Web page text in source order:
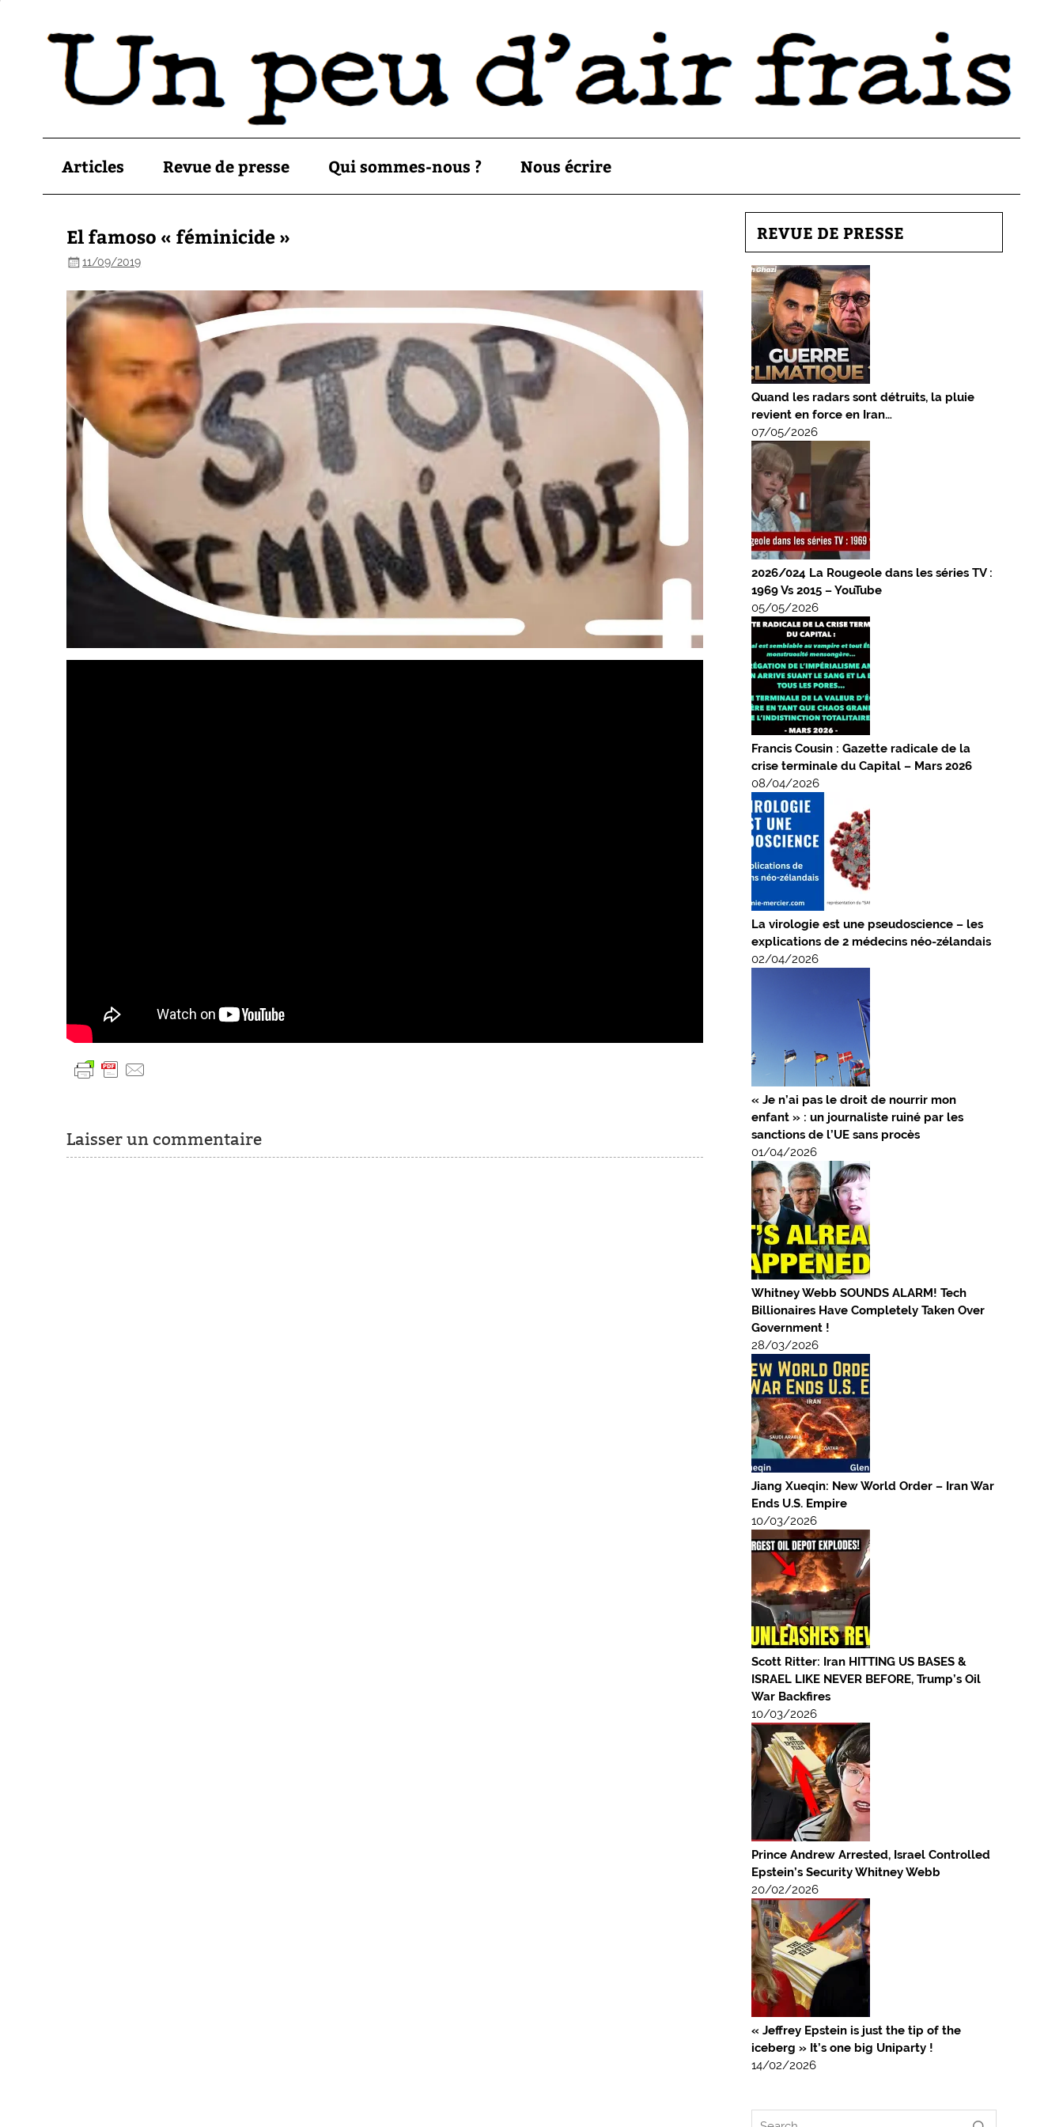
Articles Revue de presse Qui sommes-nous ? Nous écrire
El famoso « féminicide »
11/09/2019
Laisser un commentaire
REVUE DE PRESSE
Quand les radars sont détruits, la pluie
revient en force en Iran…
07/05/2026
2026/024 La Rougeole dans les séries TV :
1969 Vs 2015 – YouTube
05/05/2026
Francis Cousin : Gazette radicale de la
crise terminale du Capital – Mars 2026
08/04/2026
La virologie est une pseudoscience – les
explications de 2 médecins néo-zélandais
02/04/2026
« Je n’ai pas le droit de nourrir mon
enfant » : un journaliste ruiné par les
sanctions de l’UE sans procès
01/04/2026
Whitney Webb SOUNDS ALARM! Tech
Billionaires Have Completely Taken Over
Government !
28/03/2026
Jiang Xueqin: New World Order – Iran War
Ends U.S. Empire
10/03/2026
Scott Ritter: Iran HITTING US BASES &
ISRAEL LIKE NEVER BEFORE, Trump’s Oil
War Backfires
10/03/2026
Prince Andrew Arrested, Israel Controlled
Epstein’s Security Whitney Webb
20/02/2026
« Jeffrey Epstein is just the tip of the
iceberg » It’s one big Uniparty !
14/02/2026